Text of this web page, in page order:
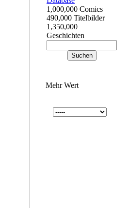
1,000,000 Comics
490,000 Titelbilder
1,350,000
Geschichten
Mehr Wert